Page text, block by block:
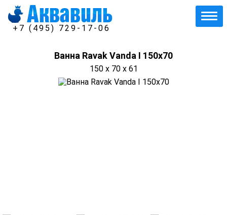
+7 (495) 729-17-06
Ванна Ravak Vanda I 150x70
150 x 70 x 61